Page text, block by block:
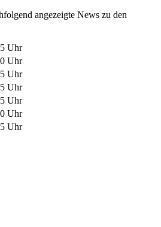
angezeigte News zu den
Uhr
Uhr
Uhr
Uhr
Uhr
Uhr
Uhr